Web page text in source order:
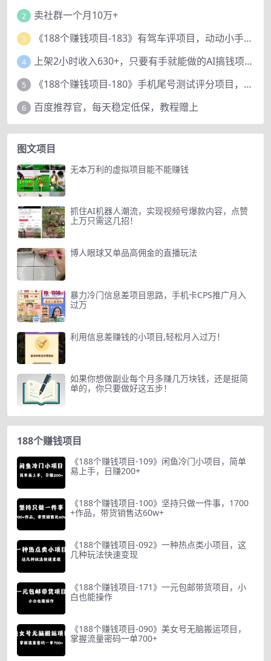
2 卖社群一个月10万+
3 《188个赚钱项目-183》有驾车评项目，动动小手，复制粘贴赚44元！
4 上架2小时收入630+，只要有手就能做的AI搞钱项目，奶奶看完都能学会!
5 《188个赚钱项目-180》手机尾号测试评分项目，短视频直播日赚200+
6 百度推荐官，每天稳定低保，教程赠上
图文项目
无本万利的虚拟项目能不能赚钱
抓住AI机器人潮流，实现视频号爆款内容，点赞
上万只需这几招！
博人眼球又单品高佣金的直播玩法
暴力冷门信息差项目思路，手机卡CPS推广月入
过万
利用信息差赚钱的小项目,轻松月入过万！
如果你想做副业每个月多赚几万块钱，还是挺简
单的，你只要做好这五步！
188个赚钱项目
《188个赚钱项目-109》闲鱼冷门小项目，简单
易上手，日赚200+
《188个赚钱项目-100》坚持只做一件事，1700
+作品，带货销售达60w+
《188个赚钱项目-092》一种热点类小项目，这
几种玩法快速变现
《188个赚钱项目-171》一元包邮带货项目，小
白也能操作
《188个赚钱项目-090》美女号无脑搬运项目，
掌握流量密码一单700+